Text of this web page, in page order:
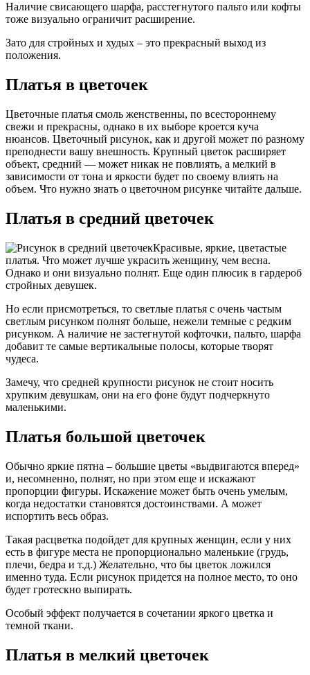
Наличие свисающего шарфа, расстегнутого пальто или кофты
тоже визуально ограничит расширение.
Зато для стройных и худых – это прекрасный выход из
положения.
Платья в цветочек
Цветочные платья смоль женственны, по всестороннему
свежи и прекрасны, однако в их выборе кроется куча
нюансов. Цветочный рисунок, как и другой может по разному
преподнести вашу внешность. Крупный цветок расширяет
объект, средний — может никак не повлиять, а мелкий в
зависимости от тона и яркости будет по своему влиять на
объем. Что нужно знать о цветочном рисунке читайте дальше.
Платья в средний цветочек
Красивые, яркие, цветастые
платья. Что может лучше украсить женщину, чем весна.
Однако и они визуально полнят. Еще один плюсик в гардероб
стройных девушек.
Но если присмотреться, то светлые платья с очень частым
светлым рисунком полнят больше, нежели темные с редким
рисунком. А наличие не застегнутой кофточки, пальто, шарфа
добавит те самые вертикальные полосы, которые творят
чудеса.
Замечу, что средней крупности рисунок не стоит носить
хрупким девушкам, они на его фоне будут подчеркнуто
маленькими.
Платья большой цветочек
Обычно яркие пятна – большие цветы «выдвигаются вперед»
и, несомненно, полнят, но при этом еще и искажают
пропорции фигуры. Искажение может быть очень умелым,
когда недостатки становятся достоинствами. А может
испортить весь образ.
Такая расцветка подойдет для крупных женщин, если у них
есть в фигуре места не пропорционально маленькие (грудь,
плечи, бедра и т.д.) Желательно, что бы цветок ложился
именно туда. Если рисунок придется на полное место, то оно
будет гротескно выпирать.
Особый эффект получается в сочетании яркого цветка и
темной ткани.
Платья в мелкий цветочек